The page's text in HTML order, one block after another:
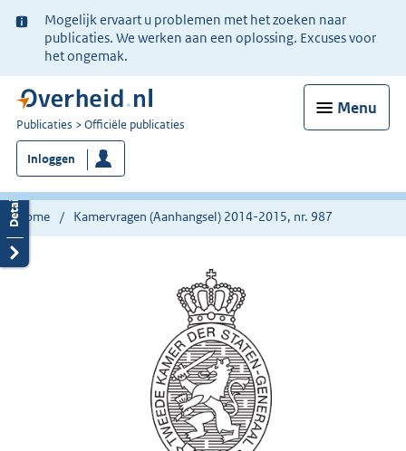
Ter
informatie:
Mogelijk ervaart u problemen met het zoeken naar
publicaties. We werken aan een oplossing. Excuses voor
het ongemak.
Menu
U
bent
nu
hier:
Publicaties Officiële publicaties
Inloggen
Home Kamervragen (Aanhangsel) 2014-2015, nr. 987